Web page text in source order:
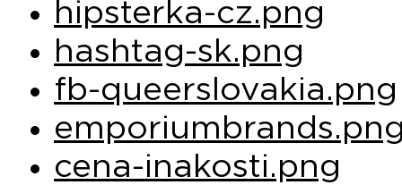
hipsterka-cz.png
hashtag-sk.png
fb-queerslovakia.png
cena-inakosti.png